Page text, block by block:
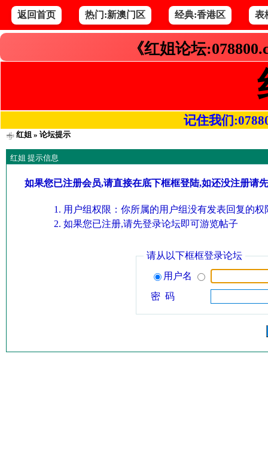
返回首页 热门:新澳门区 经典:香港区 表
《红姐论坛
记住我们
红姐» 论坛提示
红姐 提示信息
如果您已注册会员,请直接在底下框框登陆,如还没注册请
用户组权限：你所属的用户组没有发表回复的权
如果您已注册,请先登录论坛即可游览帖子
请从以下框框登录论坛
用户名
密 码